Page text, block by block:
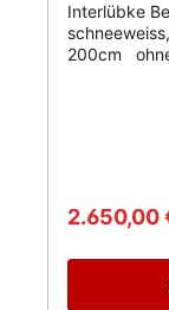
Interlübke
200cm
2.650,00